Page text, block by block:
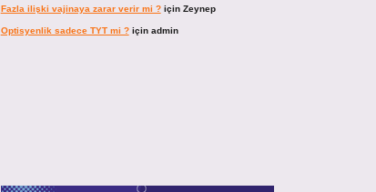
Fazla ilişki vajinaya zarar verir mi ?için Zeynep
Optisyenlik sadece TYT mi ?için admin